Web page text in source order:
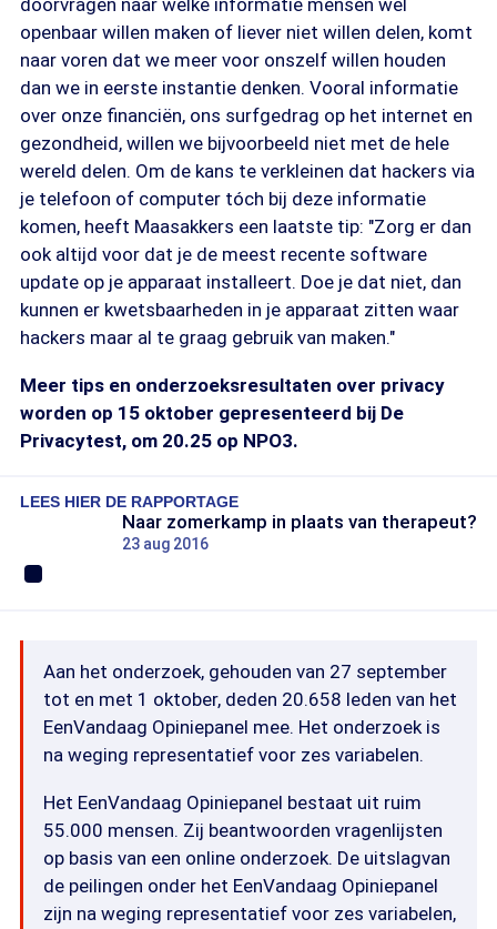
doorvragen naar welke informatie mensen wel
openbaar willen maken of liever niet willen delen, komt
naar voren dat we meer voor onszelf willen houden
dan we in eerste instantie denken. Vooral informatie
over onze financiën, ons surfgedrag op het internet en
gezondheid, willen we bijvoorbeeld niet met de hele
wereld delen. Om de kans te verkleinen dat hackers via
je telefoon of computer tóch bij deze informatie
komen, heeft Maasakkers een laatste tip: "Zorg er dan
ook altijd voor dat je de meest recente software
update op je apparaat installeert. Doe je dat niet, dan
kunnen er kwetsbaarheden in je apparaat zitten waar
hackers maar al te graag gebruik van maken."
Meer tips en onderzoeksresultaten over privacy
worden op 15 oktober gepresenteerd bij De
Privacytest, om 20.25 op NPO3.
LEES HIER DE RAPPORTAGE
Naar zomerkamp in plaats van therapeut?
23 aug 2016
Aan het onderzoek, gehouden van 27 september
tot en met 1 oktober, deden 20.658 leden van het
EenVandaag Opiniepanel mee. Het onderzoek is
na weging representatief voor zes variabelen.
Het EenVandaag Opiniepanel bestaat uit ruim
55.000 mensen. Zij beantwoorden vragenlijsten
op basis van een online onderzoek. De uitslagvan
de peilingen onder het EenVandaag Opiniepanel
zijn na weging representatief voor zes variabelen,